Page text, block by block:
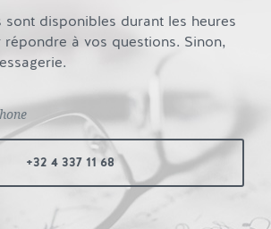
sont disponibles durant les heures
à vos questions. Sinon,
+32 4 337 11 68